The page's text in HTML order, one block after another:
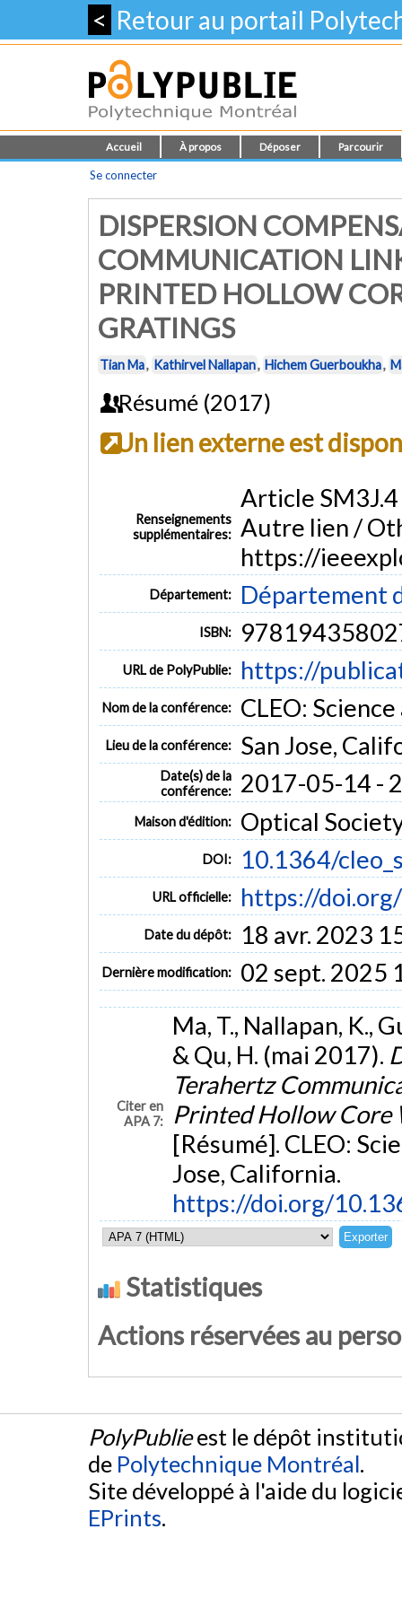
< Retour au portail
Accueil À propos Déposer Parcourir
Se connecter
DISPERSION
COMMUNICATION
PRINTED HOLLOW
GRATINGS
Tian Ma, Kathirvel Nallapan, Hichem Guerboukha,
Résumé (2017)
Un lien externe est
Renseignements
supplémentaires:
Article SM3J.4
Autre lien /
https://
Département: Département
ISBN:
URL de PolyPublie: https://
Nom de la conférence: CLEO:
Lieu de la conférence: San Jose,
Date(s) de la
conférence:
2017-05-14 -
Maison d'édition: Optical
DOI: 10.1364/
URL officielle: https://
Date du dépôt: 18 avr. 2023
Dernière modification: 02 sept. 2025
Citer en
APA 7:
Ma, T., Nallapan, K.,
& Qu, H. (mai 2017).
Terahertz
Printed Hollow Core
[Résumé]. CLEO:
Jose, California.
https://doi.org/
Statistiques
Actions réservées au
PolyPublieest le dépôt
de Polytechnique Montréal.
Site développé à l'aide du
EPrints.